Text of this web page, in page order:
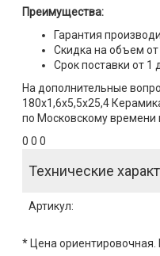
Преимущества:
Гарантия
Скидка на объем от
Срок поставки от 1
На дополнительные
180x1,6x5,5x25,4
по Московскому времени
0 0 0
Технические
Артикул:
* Цена ориентировочная.